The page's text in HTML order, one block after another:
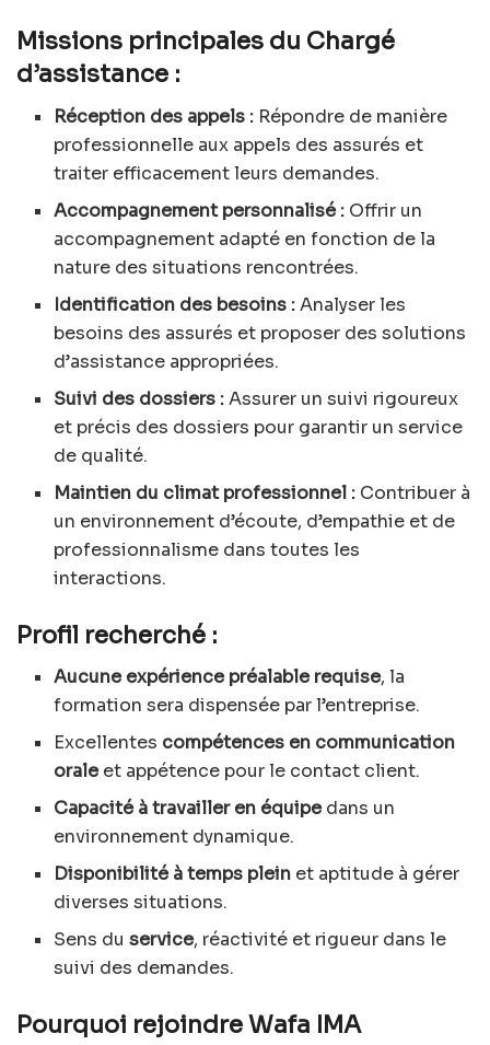
Missions principales du Chargé
d’assistance :
Réception des appels : Répondre de manière
professionnelle aux appels des assurés et
traiter efficacement leurs demandes.
Accompagnement personnalisé : Offrir un
accompagnement adapté en fonction de la
nature des situations rencontrées.
Identification des besoins :Analyser les
besoins des assurés et proposer des solutions
d’assistance appropriées.
Suivi des dossiers :Assurer un suivi rigoureux
et précis des dossiers pour garantir un service
de qualité.
Maintien du climat professionnel : Contribuer à
un environnement d’écoute, d’empathie et de
professionnalisme dans toutes les
interactions.
Profil recherché :
Aucune expérience préalable requise, la
formation sera dispensée par l’entreprise.
Excellentes compétences en communication
oraleet appétence pour le contact client.
Capacité à travailler en équipedans un
environnement dynamique.
Disponibilité à temps plein et aptitude à gérer
diverses situations.
Sens duservice, réactivité et rigueur dans le
suivi des demandes.
Pourquoi rejoindre Wafa IMA